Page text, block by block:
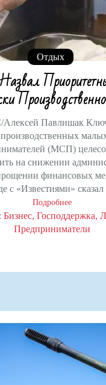
Отдых
Павлишак
(МСП)
на снижении
финансовых
с «Известиями»
Подробнее
Бизнес Господдержка
Предприниматели